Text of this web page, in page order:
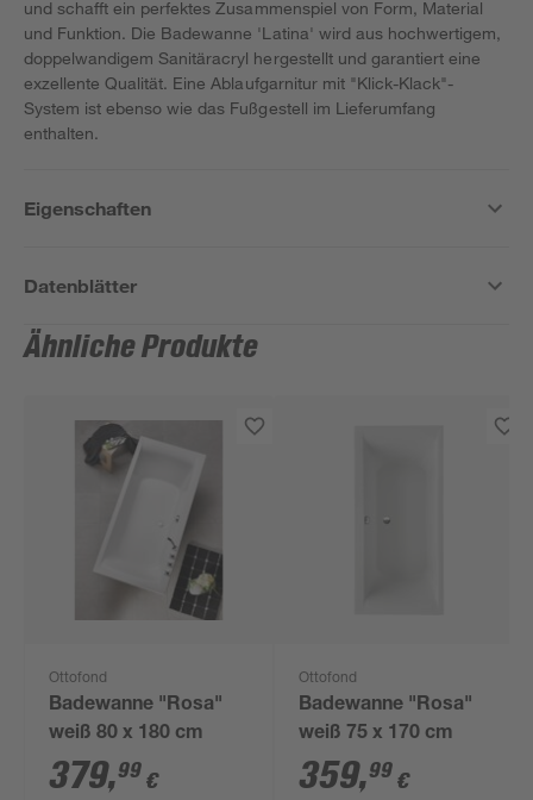
und schafft ein perfektes Zusammenspiel von Form, Material
und Funktion. Die Badewanne 'Latina' wird aus hochwertigem,
doppelwandigem Sanitäracryl hergestellt und garantiert eine
exzellente Qualität. Eine Ablaufgarnitur mit "Klick-Klack"-
System ist ebenso wie das Fußgestell im Lieferumfang
enthalten.
Eigenschaften
Datenblätter
Ähnliche Produkte
Ottofond
Badewanne "Rosa"
weiß 80 x 180 cm
379,99 €
Ottofond
Badewanne "Rosa"
weiß 75 x 170 cm
359,99 €